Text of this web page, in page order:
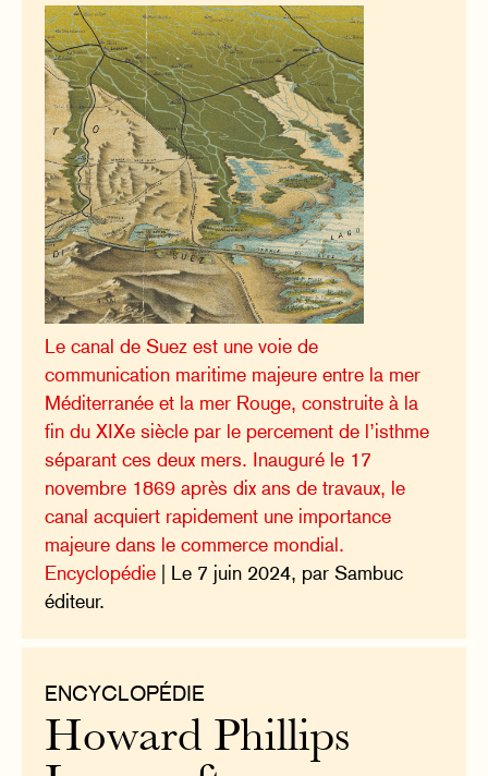
Le canal de Suez est une voie de
communication maritime majeure entre la mer
Méditerranée et la mer Rouge, construite à la
fin du XIXe siècle par le percement de l’isthme
séparant ces deux mers. Inauguré le 17
novembre 1869 après dix ans de travaux, le
canal acquiert rapidement une importance
majeure dans le commerce mondial.
Encyclopédie | Le 7 juin 2024, par Sambuc
éditeur.
ENCYCLOPÉDIE
Howard Phillips